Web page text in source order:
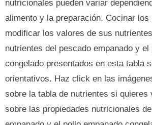
nutricionales pueden variar
alimento y la preparación. Cocinar los
modificar los valores de sus
nutrientes del pescado empanado y el
congelado presentados en esta tabla
orientativos. Haz click en las
sobre la tabla de nutrientes si quieres
sobre las propiedades nutricionales